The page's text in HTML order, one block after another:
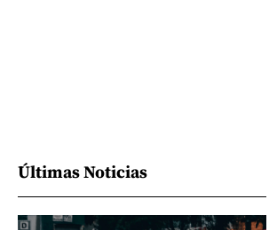
Últimas Noticias